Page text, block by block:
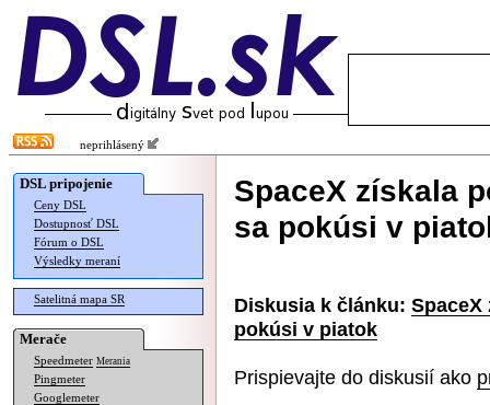
neprihlásený
DSL pripojenie
Ceny DSL
Dostupnosť DSL
Fórum o DSL
Výsledky meraní
Satelitná mapa SR
Merače
Speedmeter Merania
Pingmeter
Googlemeter
SpaceX získala
sa pokúsi v
Diskusia k článku:
pokúsi v piatok
Prispievajte do diskusií ako